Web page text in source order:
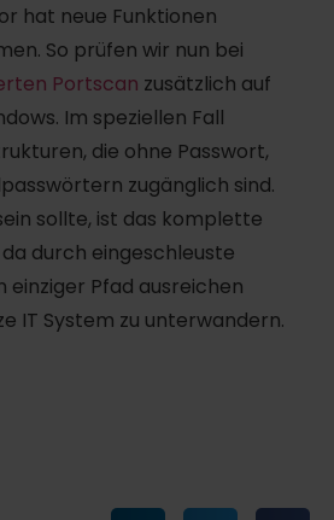
hat neue Funktionen
So prüfen wir nun bei
Portscan zusätzlich auf
Im speziellen Fall
die ohne Passwort,
zugänglich sind.
sollte, ist das komplette
durch eingeschleuste
einziger Pfad ausreichen
IT System zu unterwandern.